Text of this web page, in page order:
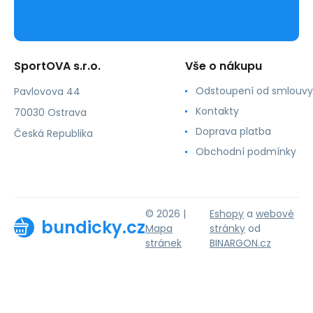
SportOVA s.r.o.
Pavlovova 44
70030 Ostrava
Česká Republika
Vše o nákupu
Odstoupení od smlouvy
Kontakty
Doprava platba
Obchodní podmínky
bundicky.cz
© 2026 |
Mapa
stránek
Eshopy a webové
stránky od
BINARGON.cz